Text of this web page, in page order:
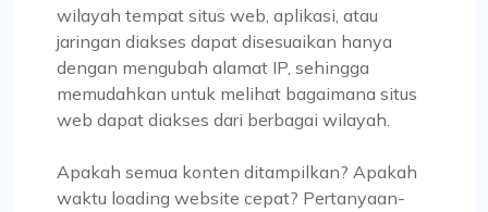
wilayah tempat situs web, aplikasi, atau
jaringan diakses dapat disesuaikan hanya
dengan mengubah alamat IP, sehingga
memudahkan untuk melihat bagaimana situs
web dapat diakses dari berbagai wilayah.
Apakah semua konten ditampilkan? Apakah
waktu loading website cepat? Pertanyaan-